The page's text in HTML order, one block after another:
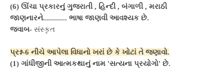
(6) ઊંચા પ્રકારનું ગુજરાતી , હિન્દી , બંગાળી , મરાઠી
જાણનારને............ ભાષા જાણવી આવશ્યક છે.
જવાબ- સંસ્કૃત
પ્રશ્ન-6 નીચે આપેલા વિધાનો ખરાં છે કે ખોટાં તે જણાવો.
(1) ગાંધીજીની આત્મકથાનું નામ 'સત્યના પ્રયોગો' છે.